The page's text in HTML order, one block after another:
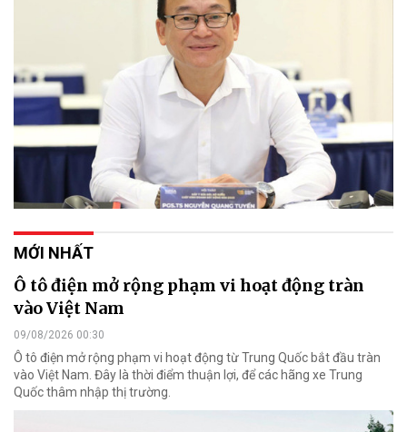
MỚI NHẤT
Ô tô điện mở rộng phạm vi hoạt động tràn
vào Việt Nam
09/08/2026 00:30
Ô tô điện mở rộng phạm vi hoạt động từ Trung Quốc bắt đầu tràn
vào Việt Nam. Đây là thời điểm thuận lợi, để các hãng xe Trung
Quốc thâm nhập thị trường.